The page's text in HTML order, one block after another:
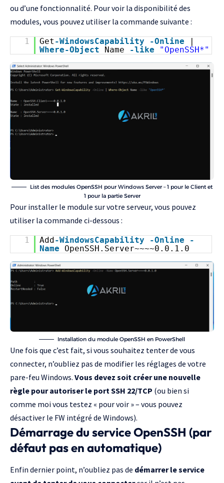
ou d’une fonctionnalité. Pour voir la disponibilité des
modules, vous pouvez utiliser la commande suivante :
1 Get -WindowsCapability -Online
|
Where-Object
Name -like "OpenSSH*"
List des modules OpenSSH pour Windows Server – 1 pour le Client et
1 pour la partie Server
Pour installer le module sur votre serveur, vous pouvez
utiliser la commande ci-dessous :
1 Add-WindowsCapability -Online
-
Name
OpenSSH.Server~~~~0.0.1.0
Installation du module OpenSSH en PowerShell
Une fois que c’est fait, si vous souhaitez tenter de vous
connecter, n’oubliez pas de modifier les réglages de votre
pare-feu Windows. Vous devez soit créer une nouvelle
règle pour autoriser le port SSH 22/TCP (ou bien si
comme moi vous testez « pour voir » – vous pouvez
désactiver le FW intégré de Windows).
Démarrage du service OpenSSH (par
défaut pas en automatique)
Enfin dernier point, n’oubliez pas de démarrer le service